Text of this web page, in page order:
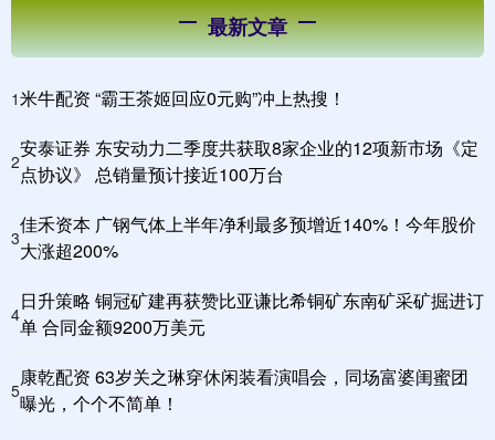
最新文章
1米牛配资 “霸王茶姬回应0元购”冲上热搜！
2
安泰证券 东安动力二季度共获取8家企业的12项新市场《定
点协议》 总销量预计接近100万台
3
佳禾资本 广钢气体上半年净利最多预增近140%！今年股价
大涨超200%
4
日升策略 铜冠矿建再获赞比亚谦比希铜矿东南矿采矿掘进订
单 合同金额9200万美元
5
康乾配资 63岁关之琳穿休闲装看演唱会，同场富婆闺蜜团
曝光，个个不简单！